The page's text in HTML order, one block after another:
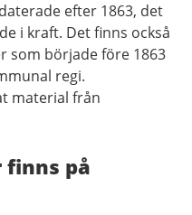
efter 1863, det
i kraft. Det finns också
som började före 1863
regi.
material från
finns på